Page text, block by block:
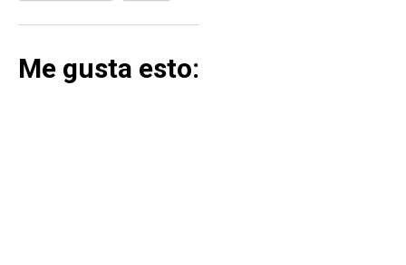
Me gusta esto: